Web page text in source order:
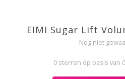
EIMI Sugar Lift
Nog niet
0 sterren op basis van